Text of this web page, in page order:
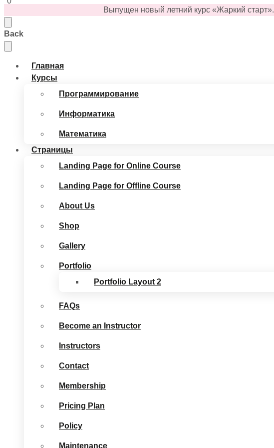
Выпущен новый летний курс «Жаркий старт».
Back
Главная
Курсы
Программирование
Информатика
Математика
Страницы
Landing Page for Online Course
Landing Page for Offline Course
About Us
Shop
Gallery
Portfolio
Portfolio Layout 2
FAQs
Become an Instructor
Instructors
Contact
Membership
Pricing Plan
Policy
Maintenance